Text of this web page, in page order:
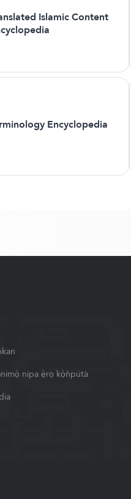
Islamic Content
Encyclopedia
nípa ẹ̀rọ kọ̀ǹpútà